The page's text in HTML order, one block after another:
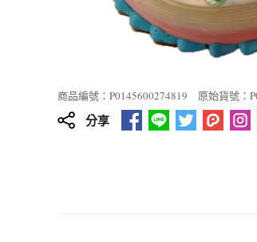
商品編號：P0145600274819 原始貨號：
分享